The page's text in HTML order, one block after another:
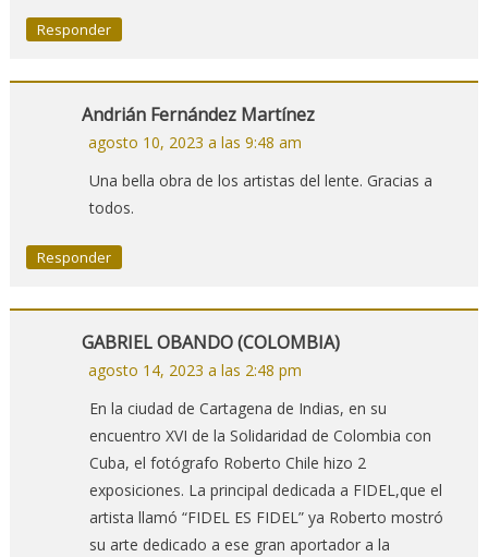
Responder
Andrián Fernández Martínez
agosto 10, 2023 a las 9:48 am
Una bella obra de los artistas del lente. Gracias a
todos.
Responder
GABRIEL OBANDO (COLOMBIA)
agosto 14, 2023 a las 2:48 pm
En la ciudad de Cartagena de Indias, en su
encuentro XVI de la Solidaridad de Colombia con
Cuba, el fotógrafo Roberto Chile hizo 2
exposiciones. La principal dedicada a FIDEL,que el
artista llamó “FIDEL ES FIDEL” ya Roberto mostró
su arte dedicado a ese gran aportador a la